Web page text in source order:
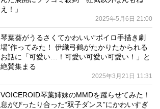
え！」
2025年5月6日 21:00
琴葉葵がうるさくてかわいい“ボイロ手描き劇
場”作ってみた！ 伊織弓鶴がたかりたかられる
お話に「可愛い…！可愛い可愛い可愛い！」と
絶賛集まる
2025年3月21日 11:31
VOICEROID琴葉姉妹のMMDを躍らせてみた！
息がぴったり合った“双子ダンス”にかわいすぎ